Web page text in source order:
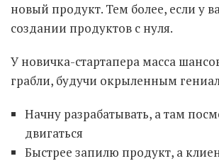
новый продукт. Тем более, если у
создании продуктов с нуля.
У новичка-стартапера масса
грабли, будучи окрыленным
Начну разрабатывать, а там
двигаться
Быстрее запилю продукт, а